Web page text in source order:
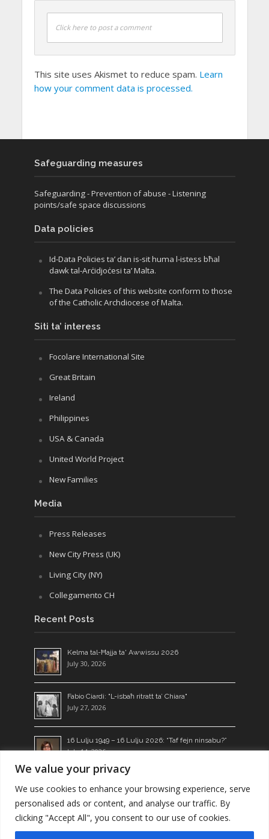
We value your privacy
We use cookies to enhance your browsing experience, serve
personalised ads or content, and analyse our traffic. By
clicking "Accept All", you consent to our use of cookies.
Click here to post a comment
This site uses Akismet to reduce spam. Learn
how your comment data is processed.
Safeguarding measures
Safeguarding- Prevention of abuse - Listening
points/safe space discussions
Data policies
Id-Data Policies ta’ dan is-sit huma l-istess bħal
dawk tal-Arċidjoċesi ta’ Malta.
The Data Policies of this website conform to those
of the Catholic Archdiocese of Malta.
Siti ta’ interess
Focolare International Site
Great Britain
Ireland
Philippines
USA & Canada
United World Project
New Families
Media
Press Releases
New City Press (UK)
Living City (NY)
Collegamento CH
Recent Posts
Kelma tal-Ħajja ta' Awwissu 2026
July 30, 2026
Fabio Ciardi: "L-isbaħ ritratt ta’ Chiara"
July 27, 2026
16 Lulju 1949 – 16 Lulju 2026: “Taf fejn ninsabu?”
July 14, 2026
Ngħixu l-Kelma: żerriegħa li tagħti l-frott